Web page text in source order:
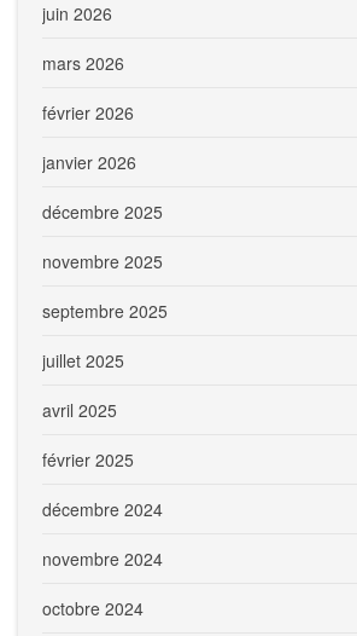
juin 2026
mars 2026
février 2026
janvier 2026
décembre 2025
novembre 2025
septembre 2025
juillet 2025
avril 2025
février 2025
décembre 2024
novembre 2024
octobre 2024